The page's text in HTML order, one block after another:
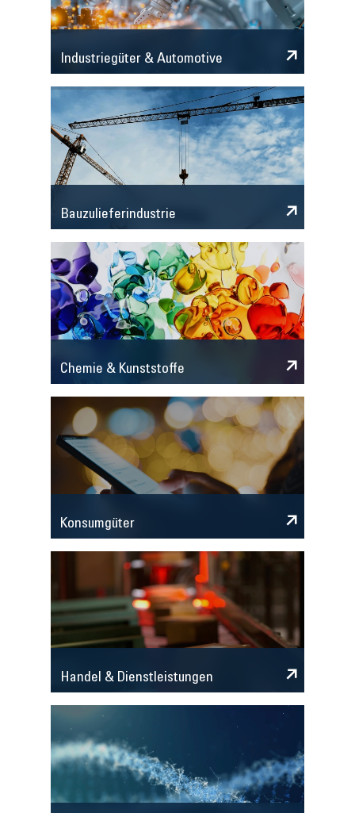
Industriegüter & Automotive
Bauzulieferindustrie
Chemie & Kunststoffe
Konsumgüter
Handel & Dienstleistungen